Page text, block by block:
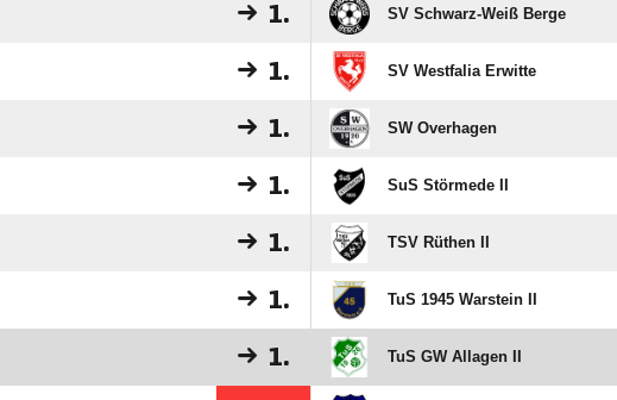
1. SV Schwarz-Weiß Berge
1. SV Westfalia Erwitte
1. SW Overhagen
1. SuS Störmede II
1. TSV Rüthen II
1. TuS 1945 Warstein II
1. TuS GW Allagen II